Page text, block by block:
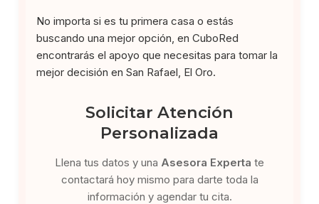
No importa si es tu primera casa o estás
buscando una mejor opción, en CuboRed
encontrarás el apoyo que necesitas para tomar la
mejor decisión en San Rafael, El Oro.
Solicitar Atención
Personalizada
Llena tus datos y una Asesora Experta te
contactará hoy mismo para darte toda la
información y agendar tu cita.